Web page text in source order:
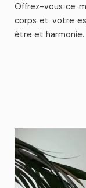
Offrez-vous ce
corps et votre
être et harmonie.